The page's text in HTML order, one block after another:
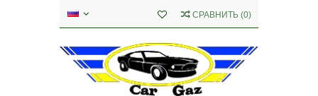
СРАВНИТЬ (0)